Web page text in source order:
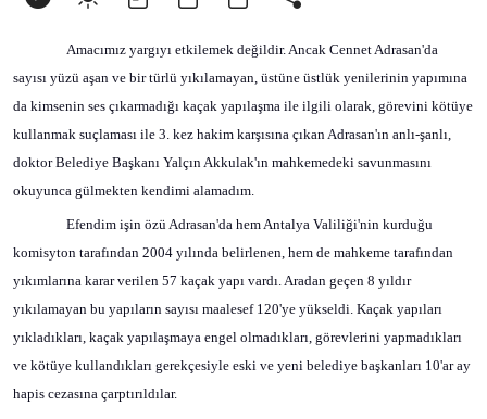
Amacımız yargıyı etkilemek değildir. Ancak Cennet Adrasan'da
sayısı yüzü aşan ve bir türlü yıkılamayan, üstüne üstlük yenilerinin yapımına
da kimsenin ses çıkarmadığı kaçak yapılaşma ile ilgili olarak, görevini kötüye
kullanmak suçlaması ile 3. kez hakim karşısına çıkan Adrasan'ın anlı-şanlı,
doktor Belediye Başkanı Yalçın Akkulak'ın mahkemedeki savunmasını
okuyunca gülmekten kendimi alamadım.
Efendim işin özü Adrasan'da hem Antalya Valiliği'nin kurduğu
komisyton tarafından 2004 yılında belirlenen, hem de mahkeme tarafından
yıkımlarına karar verilen 57 kaçak yapı vardı. Aradan geçen 8 yıldır
yıkılamayan bu yapıların sayısı maalesef 120'ye yükseldi. Kaçak yapıları
yıkladıkları, kaçak yapılaşmaya engel olmadıkları, görevlerini yapmadıkları
ve kötüye kullandıkları gerekçesiyle eski ve yeni belediye başkanları 10'ar ay
hapis cezasına çarptırıldılar.